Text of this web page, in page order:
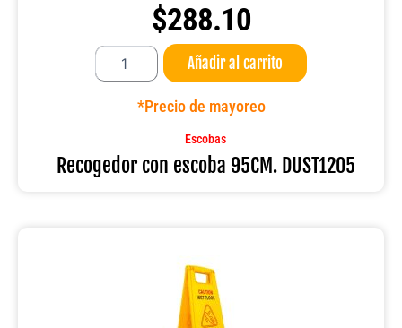
$288.10
Recogedor
escoba
Añadir al carrito
*Precio de mayoreo
Escobas
Recogedor con escoba 95CM. DUST1205